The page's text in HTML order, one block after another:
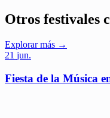
Otros festivales
Explorar más →
21 jun.
Fiesta de la Música